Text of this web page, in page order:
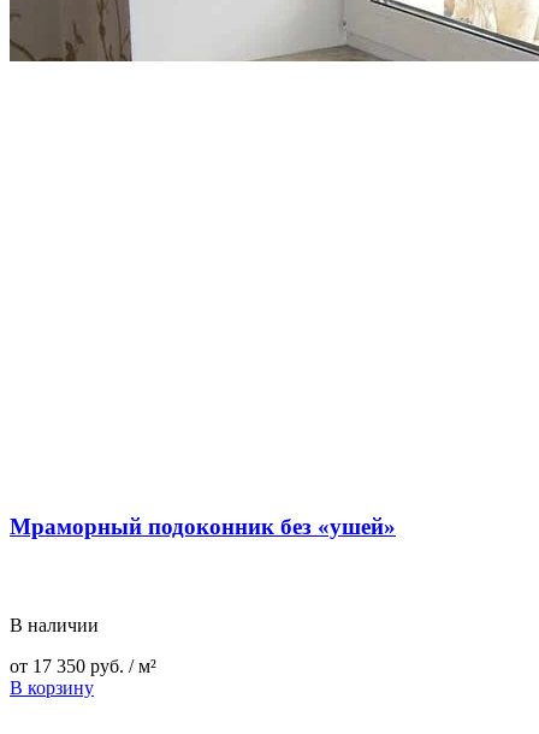
Мраморный подоконник без «ушей»
В наличии
от 17 350 руб. / м²
В корзину